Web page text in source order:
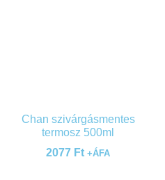
Chan szivárgásmentes
termosz 500ml
2077 Ft +ÁFA